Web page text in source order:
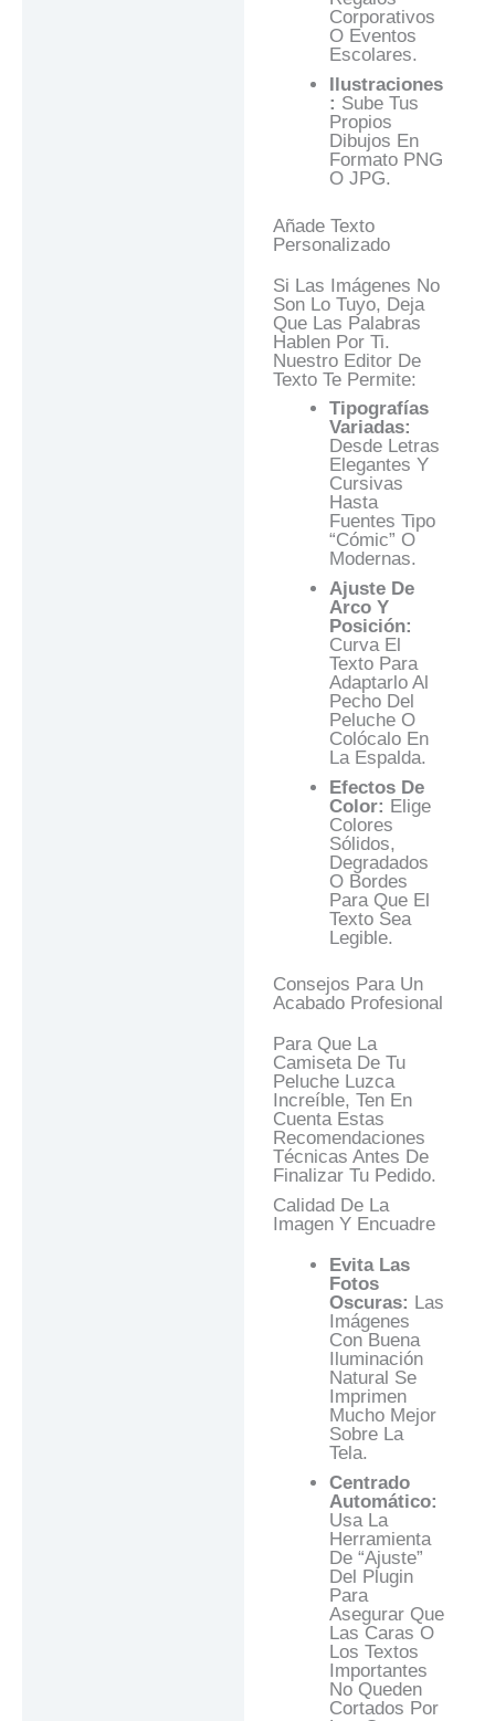
Corporativos
O Eventos
Escolares.
Ilustraciones
: Sube Tus
Propios
Dibujos En
Formato PNG
O JPG.
Añade Texto
Personalizado
Si Las Imágenes No
Son Lo Tuyo, Deja
Que Las Palabras
Hablen Por Ti.
Nuestro Editor De
Texto Te Permite:
Tipografías
Variadas:
Desde Letras
Elegantes Y
Cursivas
Hasta
Fuentes Tipo
“cómic” O
Modernas.
Ajuste De
Arco Y
Posición:
Curva El
Texto Para
Adaptarlo Al
Pecho Del
Peluche O
Colócalo En
La Espalda.
Efectos De
Color: Elige
Colores
Sólidos,
Degradados
O Bordes
Para Que El
Texto Sea
Legible.
Consejos Para Un
Acabado Profesional
Para Que La
Camiseta De Tu
Peluche Luzca
Increíble, Ten En
Cuenta Estas
Recomendaciones
Técnicas Antes De
Finalizar Tu Pedido.
Calidad De La
Imagen Y Encuadre
Evita Las
Fotos
Oscuras: Las
Imágenes
Con Buena
Iluminación
Natural Se
Imprimen
Mucho Mejor
Sobre La
Tela.
Centrado
Automático:
Usa La
Herramienta
De “ajuste”
Del Plugin
Para
Asegurar Que
Las Caras O
Los Textos
Importantes
No Queden
Cortados Por